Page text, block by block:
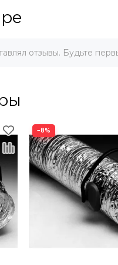
отзывы. Будьте
−8%